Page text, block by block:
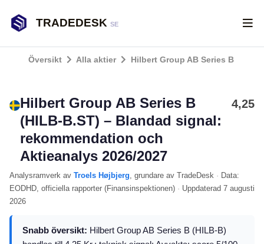
TRADEDESK SE
Översikt Alla aktier Hilbert Group AB Series B
Hilbert Group AB Series B
(HILB-B.ST) – Blandad signal:
rekommendation och
Aktieanalys 2026/2027
4,25
Analysramverk av Troels Højbjerg, grundare av TradeDesk · Data:
EODHD, officiella rapporter (Finansinspektionen) · Uppdaterad 7 augusti
2026
Snabb översikt: Hilbert Group AB Series B (HILB-B)